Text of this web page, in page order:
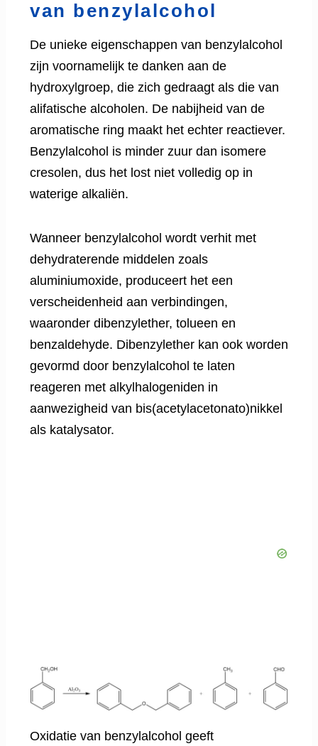
van benzylalcohol
De unieke eigenschappen van benzylalcohol
zijn voornamelijk te danken aan de
hydroxylgroep, die zich gedraagt ​​als die van
alifatische alcoholen. De nabijheid van de
aromatische ring maakt het echter reactiever.
Benzylalcohol is minder zuur dan isomere
cresolen, dus het lost niet volledig op in
waterige alkaliën.
Wanneer benzylalcohol wordt verhit met
dehydraterende middelen zoals
aluminiumoxide, produceert het een
verscheidenheid aan verbindingen,
waaronder dibenzylether, tolueen en
benzaldehyde. Dibenzylether kan ook worden
gevormd door benzylalcohol te laten
reageren met alkylhalogeniden in
aanwezigheid van bis(acetylacetonato)nikkel
als katalysator.
Oxidatie van benzylalcohol geeft